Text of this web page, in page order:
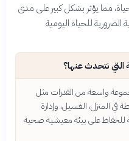
مما يؤثر بشكل كبير على مدى
الضرورية للحياة اليومية
التي نتحدث عنها؟
واسعة من القدرات مثل
في المنزل، الغسيل، وإدارة
للحفاظ على بيئة معيشية صحية